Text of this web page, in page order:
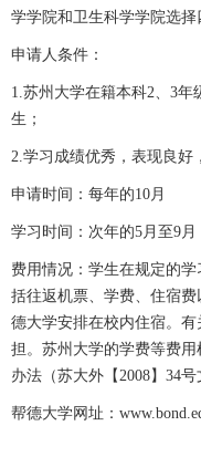
学学院和卫生科学学院选择
申请人条件：
1.苏州大学在籍本科2、3
生；
2.学习成绩优秀，表现良好
申请时间：每年的10月
学习时间：次年的5月至9月
费用情况：学生在规定的
括往返机票、学费、住宿
德大学安排在校内住宿。
担。苏州大学的学费等费
办法（苏大外【2008】34号
帮德大学网址：